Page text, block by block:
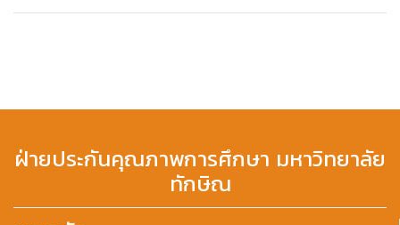
ฝ่ายประกันคุณภาพการศึกษา มหาวิทยาลัย
ทักษิณ